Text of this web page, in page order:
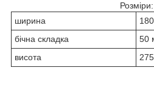
Розміри:
ширина
бічна складка
50
висота